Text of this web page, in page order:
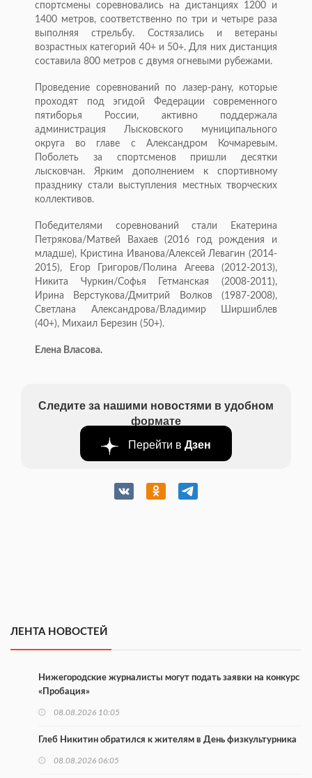
спортсмены соревновались на дистанциях 1200 и
1400 метров, соответственно по три и четыре раза
выполняя стрельбу. Состязались и ветераны
возрастных категорий 40+ и 50+. Для них дистанция
составила 800 метров с двумя огневыми рубежами.
Проведение соревнований по лазер-рану, которые
проходят под эгидой Федерации современного
пятиборья России, активно поддержала
администрация Лысковского муниципального
округа во главе с Александром Кочмаревым.
Поболеть за спортсменов пришли десятки
лысковчан. Ярким дополнением к спортивному
празднику стали выступления местных творческих
коллективов.
Победителями соревнований стали Екатерина
Петрякова/Матвей Вахаев (2016 год рождения и
младше), Кристина Иванова/Алексей Левагин (2014-
2015), Егор Григоров/Полина Агеева (2012-2013),
Никита Чуркин/Софья Гетманская (2008-2011),
Ирина Верстукова/Дмитрий Волков (1987-2008),
Светлана Александрова/Владимир Ширшиблев
(40+), Михаил Березин (50+).
Елена Власова.
Следите за нашими новостями в удобном
формате
Перейти в Дзен
ЛЕНТА НОВОСТЕЙ
Нижегородские журналисты могут подать заявки на конкурс
«Пробация»
08.08.2026 10:05
Глеб Никитин обратился к жителям в День физкультурника
08.08.2026 06:05